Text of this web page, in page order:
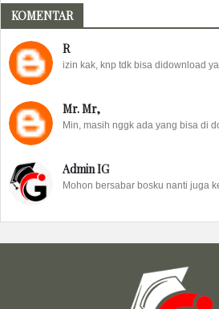
KOMENTAR
R
izin kak, knp tdk bisa didownload
Mr. Mr,
Min, masih nggk ada yang bisa di
Admin IG
Mohon bersabar bosku nanti juga